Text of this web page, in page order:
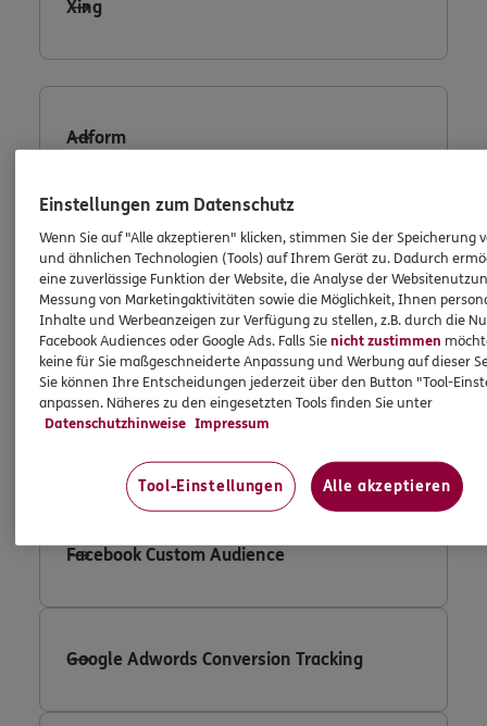
Xing
Adform
Consent Tool OneTrust
Fullstory
Facebook Custom Audience
Google Adwords Conversion Tracking
Einstellungen zum Datenschutz
Wenn Sie auf "Alle akzeptieren" klicken, stimmen Sie der Speicherung
und ähnlichen Technologien (Tools) auf Ihrem Gerät zu. Dadurch
eine zuverlässige Funktion der Website, die Analyse der
Messung von Marketingaktivitäten sowie die Möglichkeit, Ihnen
Inhalte und Werbeanzeigen zur Verfügung zu stellen, z.B. durch die
Facebook Audiences oder Google Ads. Falls Sienicht zustimmen
keine für Sie maßgeschneiderte Anpassung und Werbung auf dieser
Sie können Ihre Entscheidungen jederzeit über den Button "Tool-
anpassen. Näheres zu den eingesetzten Tools finden Sie unter
Datenschutzhinweise Impressum
Tool-Einstellungen Alle akzeptieren